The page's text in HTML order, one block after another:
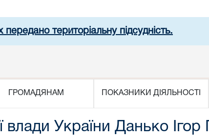
передано територіальну підсудність.
ГРОМАДЯНАМ ПОКАЗНИКИ ДІЯЛЬНОСТІ
України Данько Ігор